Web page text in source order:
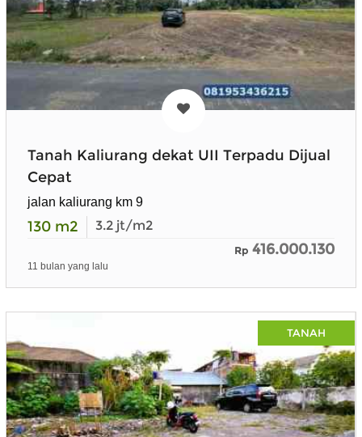
Tanah Kaliurang dekat UII Terpadu Dijual
Cepat
jalan kaliurang km 9
130 m2 3.2 jt/m2
Rp 416.000.130
11 bulan yang lalu
TANAH